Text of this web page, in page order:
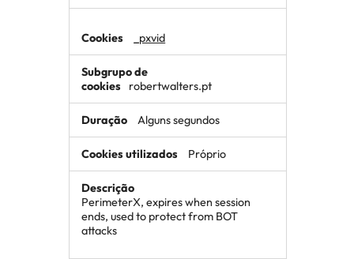
_pxvid
robertwalters.pt
Alguns segundos
Próprio
PerimeterX, expires when session
ends, used to protect from BOT
attacks